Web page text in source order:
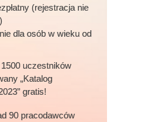
(rejestracja nie
dla osób w wieku od
uczestników
„Katalog
gratis!
90 pracodawców